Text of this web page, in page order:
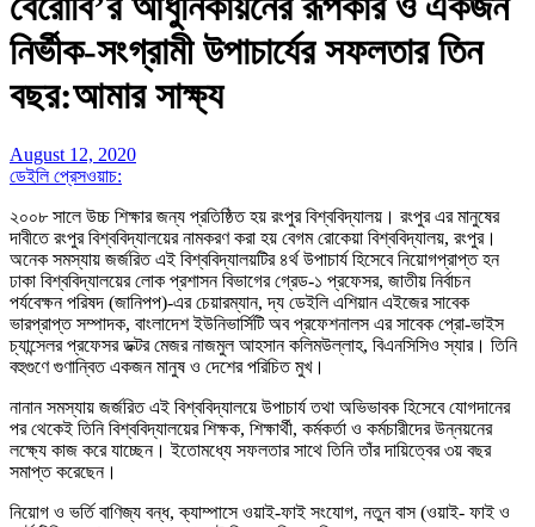
নির্ভীক-সংগ্রামী উপাচার্যের সফলতার তিন
বছর:আমার সাক্ষ্য
August 12, 2020
ডেইলি প্রেসওয়াচ:
২০০৮ সালে উচ্চ শিক্ষার জন্য প্রতিষ্ঠিত হয় রংপুর বিশ্ববিদ্যালয়। রংপুর এর মানুষের
দাবীতে রংপুর বিশ্ববিদ্যালয়ের নামকরণ করা হয় বেগম রোকেয়া বিশ্ববিদ্যালয়, রংপুর।
অনেক সমস্যায় জর্জরিত এই বিশ্ববিদ্যালয়টির ৪র্থ উপাচার্য হিসেবে নিয়োগপ্রাপ্ত হন
ঢাকা বিশ্ববিদ্যালয়ের লোক প্রশাসন বিভাগের গ্রেড-১ প্রফেসর, জাতীয় নির্বাচন
পর্যবেক্ষন পরিষদ (জানিপপ)-এর চেয়ারম্যান, দ্য ডেইলি এশিয়ান এইজের সাবেক
ভারপ্রাপ্ত সম্পাদক, বাংলাদেশ ইউনিভার্সিটি অব প্রফেশনালস এর সাবেক প্রো-ভাইস
চ্যান্সেলর প্রফেসর ডক্টর মেজর নাজমুল আহসান কলিমউল্লাহ, বিএনসিসিও স্যার। তিনি
বহুগুণে গুণান্বিত একজন মানুষ ও দেশের পরিচিত মুখ।
নানান সমস্যায় জর্জরিত এই বিশ্ববিদ্যালয়ে উপাচার্য তথা অভিভাবক হিসেবে যোগদানের
পর থেকেই তিনি বিশ্ববিদ্যালয়ের শিক্ষক, শিক্ষার্থী, কর্মকর্তা ও কর্মচারীদের উন্নয়নের
লক্ষ্যে কাজ করে যাচ্ছেন। ইতোমধ্যে সফলতার সাথে তিনি তাঁর দায়িত্বের ৩য় বছর
সমাপ্ত করেছেন।
নিয়োগ ও ভর্তি বাণিজ্য বন্ধ, ক্যাম্পাসে ওয়াই-ফাই সংযোগ, নতুন বাস (ওয়াই- ফাই ও